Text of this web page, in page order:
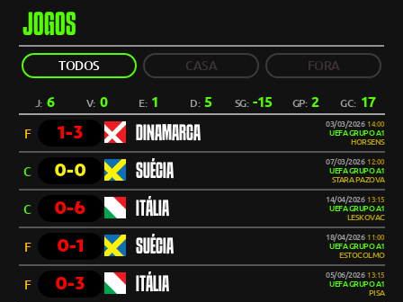
JOGOS
TODOS CASA FORA
J: 6 V: 0 E: 1 D:5 SG: -15 GP: 2 GC: 17
F 1-3 DINAMARCA 03/03/2026 14:00
UEFA GRUPO A1
HORSENS
C 0-0 SUÉCIA 07/03/2026 12:00
UEFA GRUPO A1
STARA PAZOVA
C 0-6 ITÁLIA 14/04/2026 13:15
UEFA GRUPO A1
LESKOVAC
F 0-1 SUÉCIA 18/04/2026 11:00
UEFA GRUPO A1
ESTOCOLMO
F 0-3 ITÁLIA 05/06/2026 13:15
UEFA GRUPO A1
PISA